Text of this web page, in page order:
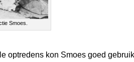
Smoes.
optredens kon Smoes goed